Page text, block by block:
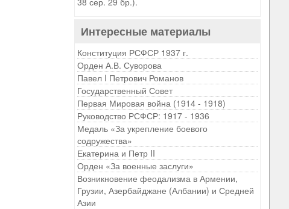
Интересные материалы
Конституция РСФСР 1937 г.
Орден А.В. Суворова
Павел I Петрович Романов
Государственный Совет
Первая Мировая война (1914 - 1918)
Руководство РСФСР: 1917 - 1936
Медаль «За укрепление боевого
содружества»
Екатерина и Петр II
Орден «За военные заслуги»
Возникновение феодализма в Армении,
Грузии, Азербайджане (Албании) и Средней
Азии